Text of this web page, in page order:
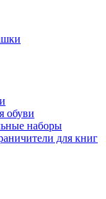
обуви
наборы
для книг